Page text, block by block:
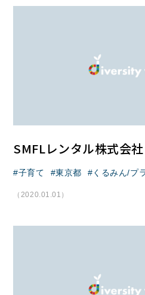
SMFLレンタル株式会社
子育て 東京都 くるみん/プ
（2020.01.01）